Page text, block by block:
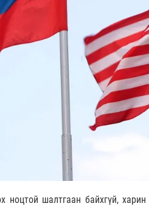
шалтгаан байхгүй,